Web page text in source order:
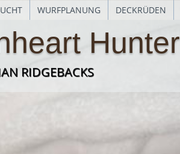
WURFPLANUNG DECKRÜDEN
Hunter
RIDGEBACKS